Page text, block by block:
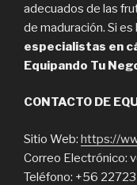
adecuados de las
de maduración. Si
especialistas en
Equipando Tu
CONTACTO DE
Sitio Web: https://
Correo Electrónico:
Teléfono: +56